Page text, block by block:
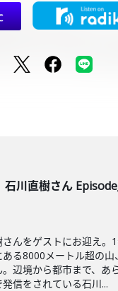
石川直樹さん
んをゲストにお迎え。
る8000メートル超の山
辺境から都市まで、あ
信をされている石川...